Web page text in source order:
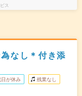
ス
なし＊付き添
日が休み 残業なし